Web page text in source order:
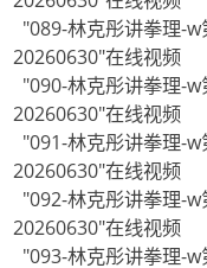
"089-林克彤讲拳理-
20260630"在线视频
"090-林克彤讲拳理-
20260630"在线视频
"091-林克彤讲拳理-
20260630"在线视频
"092-林克彤讲拳理-
20260630"在线视频
"093-林克彤讲拳理-